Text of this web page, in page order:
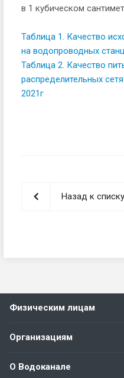
в 1 кубическом
Таблица 1. Качество
на водопроводных
Таблица 2. Качество
распределительных
2021г
Назад к списку
Физическим лицам
Организациям
О Водоканале